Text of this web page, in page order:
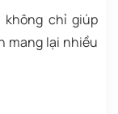
không chỉ giúp
mang lại nhiều